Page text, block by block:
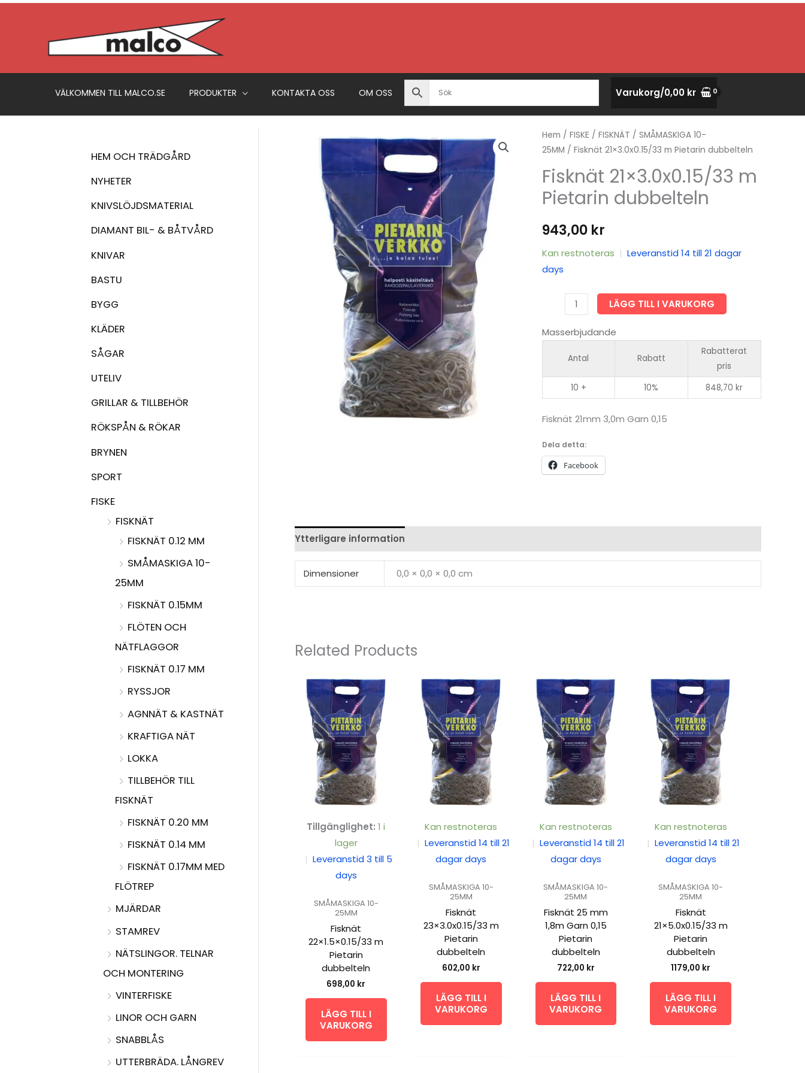
VÄLKOMMEN TILL MALCO.SE PRODUKTER KONTAKTA OSS OM OSS Varukorg/0,00 kr
HEM OCH TRÄDGÅRD
NYHETER
KNIVSLÖJDSMATERIAL
DIAMANT BIL- & BÅTVÅRD
KNIVAR
BASTU
BYGG
KLÄDER
SÅGAR
UTELIV
GRILLAR & TILLBEHÖR
RÖKSPÅN & RÖKAR
BRYNEN
SPORT
FISKE
FISKNÄT
FISKNÄT 0.12 MM
SMÅMASKIGA 10-
25MM
FISKNÄT 0.15MM
FLÖTEN OCH
NÄTFLAGGOR
FISKNÄT 0.17 MM
RYSSJOR
AGNNÄT & KASTNÄT
KRAFTIGA NÄT
LOKKA
TILLBEHÖR TILL
FISKNÄT
FISKNÄT 0.20 MM
FISKNÄT 0.14 MM
FISKNÄT 0.17MM MED
FLÖTREP
MJÄRDAR
STAMREV
NÄTSLINGOR. TELNAR
OCH MONTERING
VINTERFISKE
LINOR OCH GARN
SNABBLÅS
UTTERBRÄDA. LÅNGREV
Hem / FISKE / FISKNÄT / SMÅMASKIGA 10-
25MM / Fisknät 21×3.0x0.15/33 m Pietarin dubbelteln
Fisknät 21×3.0x0.15/33 m
Pietarin dubbelteln
943,00 kr
Kan restnoteras | Leveranstid 14 till 21 dagar
days
21x3.0x0.15/33
m
dubbelteln
mängd
LÄGG TILL I VARUKORG
Masserbjudande
Antal Rabatt
Rabatterat
pris
10 +
10% 848,70kr
Fisknät 21mm 3,0m Garn 0,15
Dela detta:
Facebook
Ytterligare information
Dimensioner 0,0 × 0,0 × 0,0 cm
Related Products
Tillgänglighet: 1 i
lager
| Leveranstid 3 till 5
days
SMÅMASKIGA 10-
25MM
Fisknät
22×1.5×0.15/33 m
Pietarin
dubbelteln
698,00 kr
LÄGG TILL I
VARUKORG
Kan restnoteras
| Leveranstid 14 till 21
dagar days
SMÅMASKIGA 10-
25MM
Fisknät
23×3.0x0.15/33 m
Pietarin
dubbelteln
602,00 kr
LÄGG TILL I
VARUKORG
Kan restnoteras
| Leveranstid 14 till 21
dagar days
SMÅMASKIGA 10-
25MM
Fisknät 25 mm
1,8m Garn 0,15
Pietarin
dubbelteln
722,00 kr
LÄGG TILL I
VARUKORG
Kan restnoteras
| Leveranstid 14 till 21
dagar days
SMÅMASKIGA 10-
25MM
Fisknät
21×5.0x0.15/33 m
Pietarin
dubbelteln
1179,00 kr
LÄGG TILL I
VARUKORG